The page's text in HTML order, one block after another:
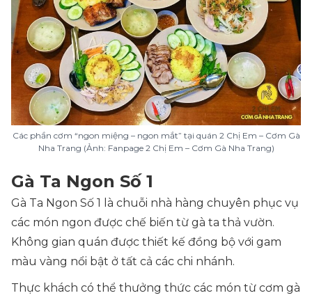
Các phần cơm “ngon miệng – ngon mắt” tại quán 2 Chị Em – Cơm Gà
Nha Trang (Ảnh: Fanpage 2 Chị Em – Cơm Gà Nha Trang)
Gà Ta Ngon Số 1
Gà Ta Ngon Số 1 là chuỗi nhà hàng chuyên phục vụ
các món ngon được chế biến từ gà ta thả vườn.
Không gian quán được thiết kế đồng bộ với gam
màu vàng nổi bật ở tất cả các chi nhánh.
Thực khách có thể thưởng thức các món từ cơm gà